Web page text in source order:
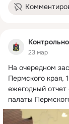
23 мар
На очередном
Пермского края,
ежегодный отчет
палаты